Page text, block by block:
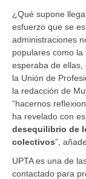
¿Qué supone
esfuerzo que se
administraciones
populares como
esperaba de ellas,
la Unión de
la redacción de
“hacernos
ha revelado con
desequilibrio de
colectivos”,
UPTA es una de
contactado para